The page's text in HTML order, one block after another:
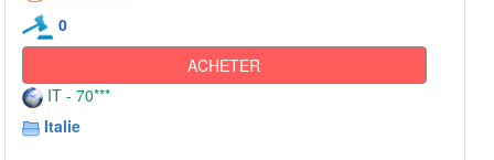
0
ACHETER
IT - 70***
Italie